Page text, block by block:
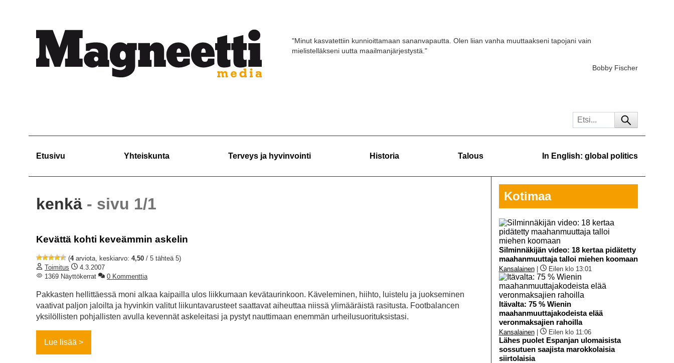
"Minut kasvatettiin kunnioittamaan sananvapautta. Olen liian vanha muuttaakseni tapojani vain
mielistelläkseni uutta maailmanjärjestystä."
Bobby Fischer
Etusivu Yhteiskunta Terveys ja hyvinvointi Historia Talous In English: global politics
kenkä - sivu 1/1
Kevättä kohti keveämmin askelin
(4arviota, keskiarvo: 4,50 / 5 tähteä 5)
Toimitus
4.3.2007
1369 Näyttökerrat
0 Kommenttia
Pakkasten hellittäessä moni alkaa kaipailla ulos liikkumaan kevätaurinkoon. Käveleminen, hiihto, luistelu ja juokseminen
vaativat paljon jaloilta ja hyvinkin valitut liikuntavarusteet saattavat aiheuttaa niissä ylimääräistä rasitusta. Footbalancen
yksilöllisten pohjallisten avulla kevennät askeleitasi ja pystyt nauttimaan enemmän urheilusuorituksistasi.
Lue lisää
Kotimaa
Silminnäkijän video: 18 kertaa pidätetty
maahanmuuttaja talloi miehen koomaan
Kansalainen| Eilen klo 13:01
Itävalta: 75 % Wienin
maahanmuuttajakodeista elää
veronmaksajien rahoilla
Kansalainen| Eilen klo 11:06
Lähes puolet Espanjan ulomaisista
sossutuen saajista marokkolaisia
siirtolaisia